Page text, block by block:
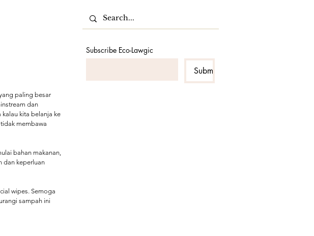
paling besar
dan
kalau kita belanja ke
membawa
bahan makanan,
dan keperluan
wipes. Semoga
sampah ini
Subscribe Eco-Lawgic
Submit